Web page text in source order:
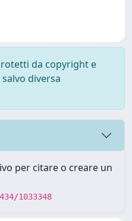
da copyright e
diversa
per citare o creare un
1033348